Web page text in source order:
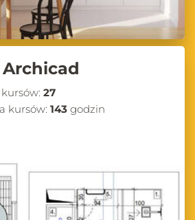
Archicad
27
kursów: 143 godzin